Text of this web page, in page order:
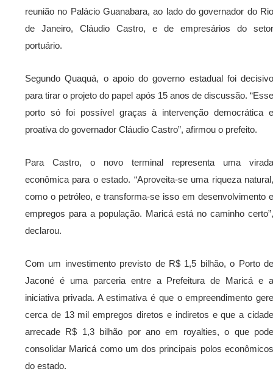
reunião no Palácio Guanabara, ao lado do governador do Rio
de Janeiro, Cláudio Castro, e de empresários do setor
portuário.
Segundo Quaquá, o apoio do governo estadual foi decisivo
para tirar o projeto do papel após 15 anos de discussão. “Esse
porto só foi possível graças à intervenção democrática e
proativa do governador Cláudio Castro”, afirmou o prefeito.
Para Castro, o novo terminal representa uma virada
econômica para o estado. “Aproveita-se uma riqueza natural,
como o petróleo, e transforma-se isso em desenvolvimento e
empregos para a população. Maricá está no caminho certo”,
declarou.
Com um investimento previsto de R$ 1,5 bilhão, o Porto de
Jaconé é uma parceria entre a Prefeitura de Maricá e a
iniciativa privada. A estimativa é que o empreendimento gere
cerca de 13 mil empregos diretos e indiretos e que a cidade
arrecade R$ 1,3 bilhão por ano em royalties, o que pode
consolidar Maricá como um dos principais polos econômicos
do estado.